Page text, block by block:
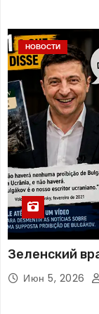
НОВОСТИ
Зеленский
Июн 5, 2026